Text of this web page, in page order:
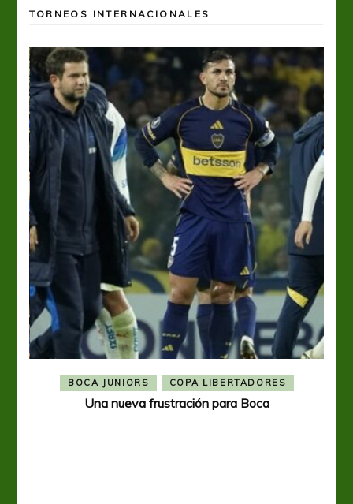
TORNEOS INTERNACIONALES
BOCA JUNIORS COPA LIBERTADORES
Una nueva frustración para Boca